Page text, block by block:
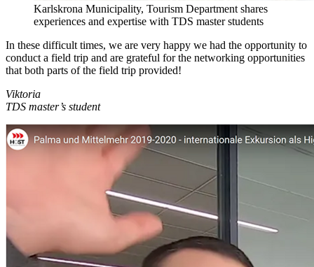
Karlskrona Municipality, Tourism Department shares
experiences and expertise with TDS master students
In these difficult times, we are very happy we had the opportunity to
conduct a field trip and are grateful for the networking opportunities
that both parts of the field trip provided!
Viktoria
TDS master’s student